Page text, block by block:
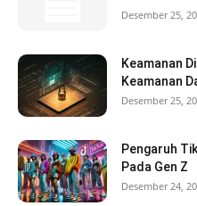
Desember 25,
Keamanan
Keamanan
Desember 25,
Pengaruh
Pada Gen Z
Desember 24,